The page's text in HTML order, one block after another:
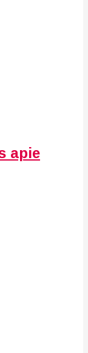
apie